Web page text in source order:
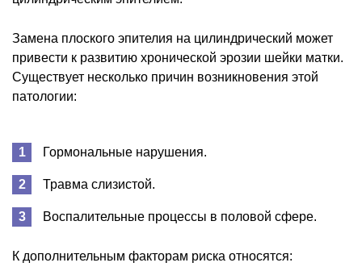
Замена плоского эпителия на цилиндрический может
привести к развитию хронической эрозии шейки матки.
Существует несколько причин возникновения этой
патологии:
Гормональные нарушения.
Травма слизистой.
Воспалительные процессы в половой сфере.
К дополнительным факторам риска относятся: